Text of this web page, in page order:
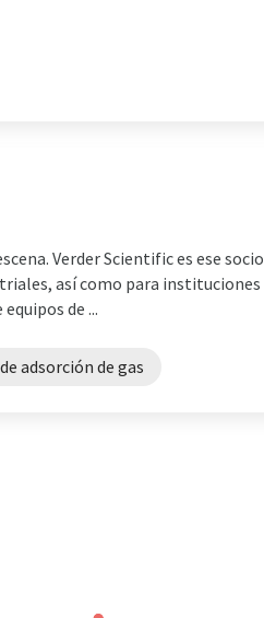
Verder Scientific es ese socio
así como para instituciones
de ...
adsorción de gas